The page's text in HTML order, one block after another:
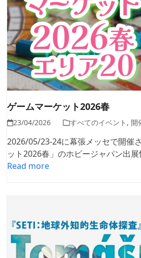
ゲームマーケット2026春
23/04/2026 すべてのイベント , 開
2026/05/23-24に幕張メッセで開催
ット2026春」のホビージャパン出展
Read more